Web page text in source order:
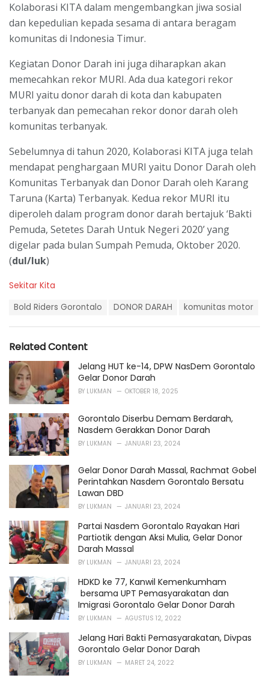
Kolaborasi KITA dalam mengembangkan jiwa sosial
dan kepedulian kepada sesama di antara beragam
komunitas di Indonesia Timur.
Kegiatan Donor Darah ini juga diharapkan akan
memecahkan rekor MURI. Ada dua kategori rekor
MURI yaitu donor darah di kota dan kabupaten
terbanyak dan pemecahan rekor donor darah oleh
komunitas terbanyak.
Sebelumnya di tahun 2020, Kolaborasi KITA juga telah
mendapat penghargaan MURI yaitu Donor Darah oleh
Komunitas Terbanyak dan Donor Darah oleh Karang
Taruna (Karta) Terbanyak. Kedua rekor MURI itu
diperoleh dalam program donor darah bertajuk ‘Bakti
Pemuda, Setetes Darah Untuk Negeri 2020’ yang
digelar pada bulan Sumpah Pemuda, Oktober 2020.
(dul/luk)
C
r
i
e
:
Sekitar Kita
:
Bold Riders Gorontalo DONOR DARAH komunitas motor
Related Content
Jelang HUT ke-14, DPW NasDem Gorontalo
Gelar Donor Darah
BY LUKMAN OKTOBER 18, 2025
Gorontalo Diserbu Demam Berdarah,
Nasdem Gerakkan Donor Darah
BY LUKMAN JANUARI 23, 2024
Gelar Donor Darah Massal, Rachmat Gobel
Perintahkan Nasdem Gorontalo Bersatu
Lawan DBD
BY LUKMAN JANUARI 23, 2024
Partai Nasdem Gorontalo Rayakan Hari
Partiotik dengan Aksi Mulia, Gelar Donor
Darah Massal
BY LUKMAN JANUARI 23, 2024
HDKD ke 77, Kanwil Kemenkumham
bersama UPT Pemasyarakatan dan
Imigrasi Gorontalo Gelar Donor Darah
BY LUKMAN AGUSTUS 12, 2022
Jelang Hari Bakti Pemasyarakatan, Divpas
Gorontalo Gelar Donor Darah
BY LUKMAN MARET 24, 2022